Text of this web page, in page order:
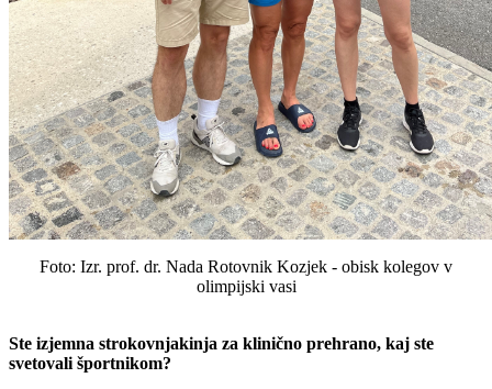
Foto: Izr. prof. dr. Nada Rotovnik Kozjek - obisk kolegov v
olimpijski vasi
Ste izjemna strokovnjakinja za klinično prehrano, kaj ste
svetovali športnikom?